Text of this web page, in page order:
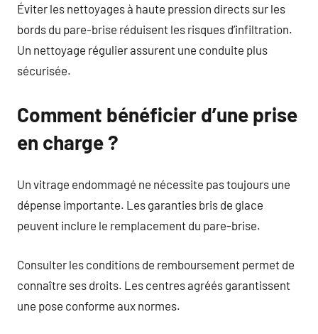
Éviter les nettoyages à haute pression directs sur les
bords du pare-brise réduisent les risques d’infiltration.
Un nettoyage régulier assurent une conduite plus
sécurisée.
Comment bénéficier d’une prise
en charge ?
Un vitrage endommagé ne nécessite pas toujours une
dépense importante. Les garanties bris de glace
peuvent inclure le remplacement du pare-brise.
Consulter les conditions de remboursement permet de
connaître ses droits. Les centres agréés garantissent
une pose conforme aux normes.